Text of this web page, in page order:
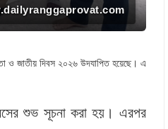
ও জাতীয় দিবস ২০২৬ উদযাপিত হয়েছে। এ
শুভ সূচনা করা হয়। এরপর